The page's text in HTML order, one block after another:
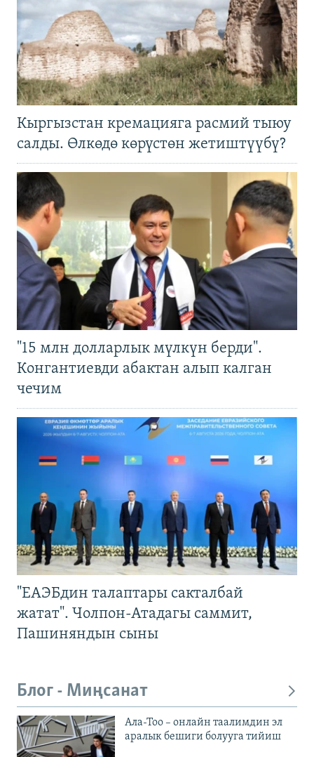
Кыргызстан кремацияга расмий тыюу
салды. Өлкөдө көрүстөн жетиштүүбү?
"15 млн долларлык мүлкүн берди".
Конгантиевди абактан алып калган
чечим
"ЕАЭБдин талаптары сакталбай
жатат". Чолпон-Атадагы саммит,
Пашиняндын сыны
Блог - Миңсанат
Ала-Тоо – онлайн таалимдин эл
аралык бешиги болууга тийиш